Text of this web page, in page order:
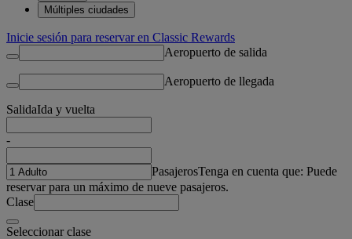
Múltiples ciudades
Inicie sesión para reservar en Classic Rewards
Aeropuerto de salida
Aeropuerto de llegada
SalidaIda y vuelta
-
PasajerosTenga en cuenta que: Puede
reservar para un máximo de nueve pasajeros.
Clase
Seleccionar clase